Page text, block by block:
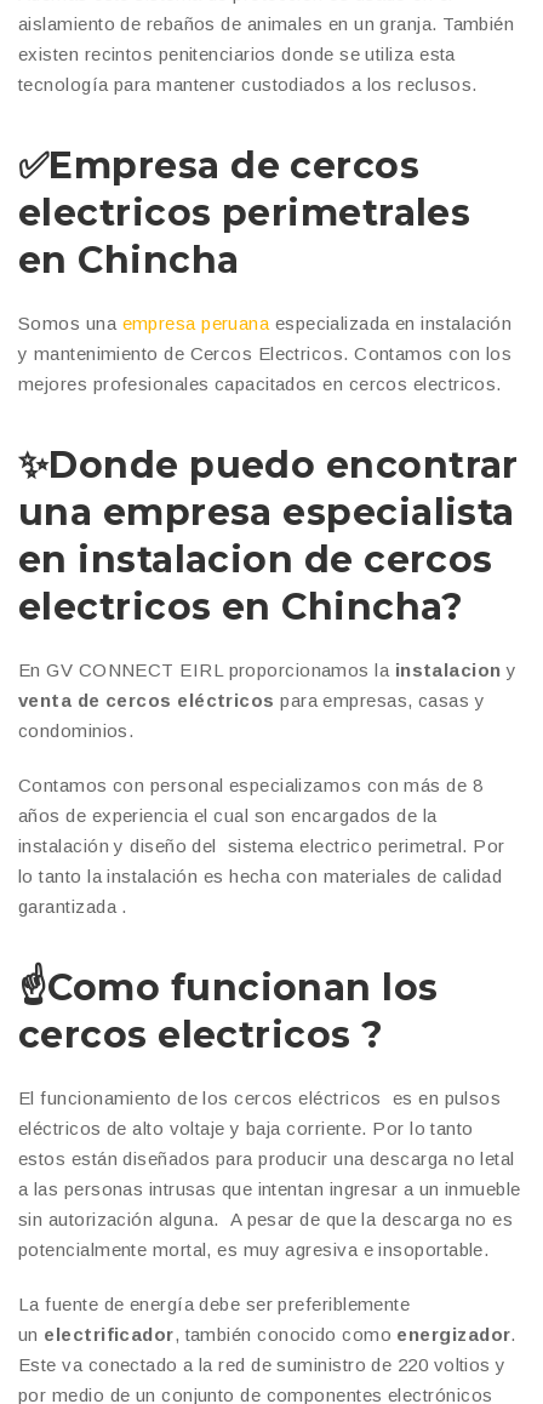
aislamiento de rebaños de animales en un granja. También
existen recintos penitenciarios donde se utiliza esta
tecnología para mantener custodiados a los reclusos.
✅Empresa de cercos
electricos perimetrales
en Chincha
Somos una empresa peruana especializada en instalación
y mantenimiento de Cercos Electricos. Contamos con los
mejores profesionales capacitados en cercos electricos.
✨Donde puedo encontrar
una empresa especialista
en instalacion de cercos
electricos en Chincha?
En GV CONNECT EIRL proporcionamos la instalacion y
venta de cercos eléctricos para empresas, casas y
condominios.
Contamos con personal especializamos con más de 8
años de experiencia el cual son encargados de la
instalación y diseño del sistema electrico perimetral. Por
lo tanto la instalación es hecha con materiales de calidad
garantizada .
☝️Como funcionan los
cercos electricos ?
El funcionamiento de los cercos eléctricos es en pulsos
eléctricos de alto voltaje y baja corriente. Por lo tanto
estos están diseñados para producir una descarga no letal
a las personas intrusas que intentan ingresar a un inmueble
sin autorización alguna. A pesar de que la descarga no es
potencialmente mortal, es muy agresiva e insoportable.
La fuente de energía debe ser preferiblemente
un electrificador, también conocido como energizador.
Este va conectado a la red de suministro de 220 voltios y
por medio de un conjunto de componentes electrónicos